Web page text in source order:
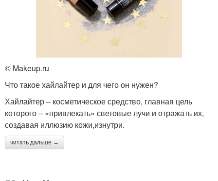
© Makeup.ru
Что такое хайлайтер и для чего он нужен?
Хайлайтер – косметическое средство, главная цель
которого – «привлекать» световые лучи и отражать их,
создавая иллюзию кожи,изнутри.
читать дальше →